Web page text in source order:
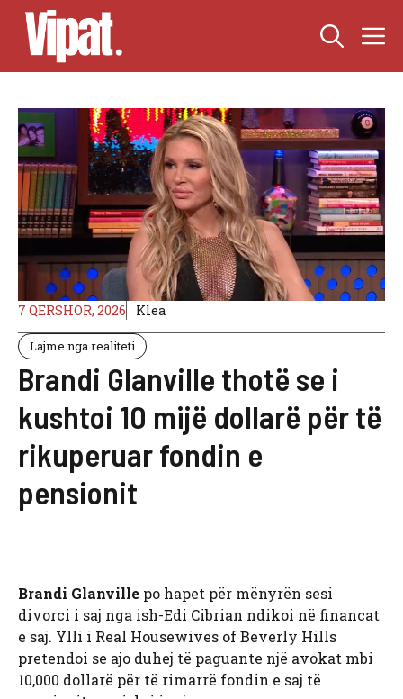
Skip
content
7 QERSHOR, 2026 Klea
Lajme nga realiteti
Brandi Glanville thotë se i
kushtoi 10 mijë dollarë për të
rikuperuar fondin e
pensionit
Brandi Glanville po hapet për mënyrën sesi
divorci i saj nga ish-Edi Cibrian ndikoi në financat
e saj. Ylli i Real Housewives of Beverly Hills
pretendoi se ajo duhej të paguante një avokat mbi
10,000 dollarë për të rimarrë fondin e saj të